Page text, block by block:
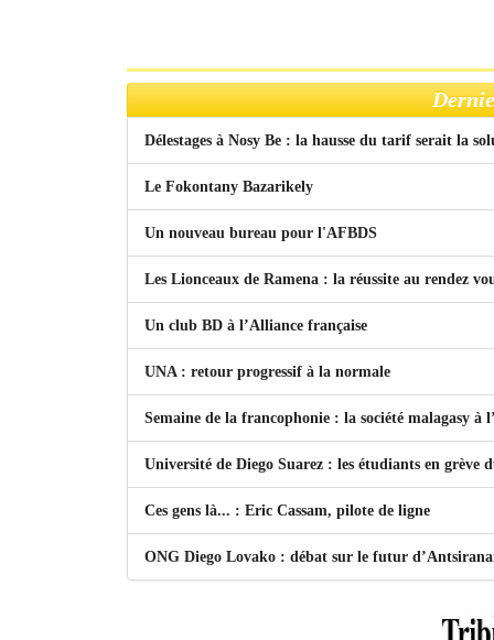
Délestages à Nosy Be : la hausse du tarif serait la
Le Fokontany Bazarikely
Un nouveau bureau pour l'AFBDS
Les Lionceaux de Ramena : la réussite au rendez
Un club BD à l’Alliance française
UNA : retour progressif à la normale
Semaine de la francophonie : la société malagasy à
Université de Diego Suarez : les étudiants en grève
Ces gens là... : Eric Cassam, pilote de ligne
ONG Diego Lovako : débat sur le futur